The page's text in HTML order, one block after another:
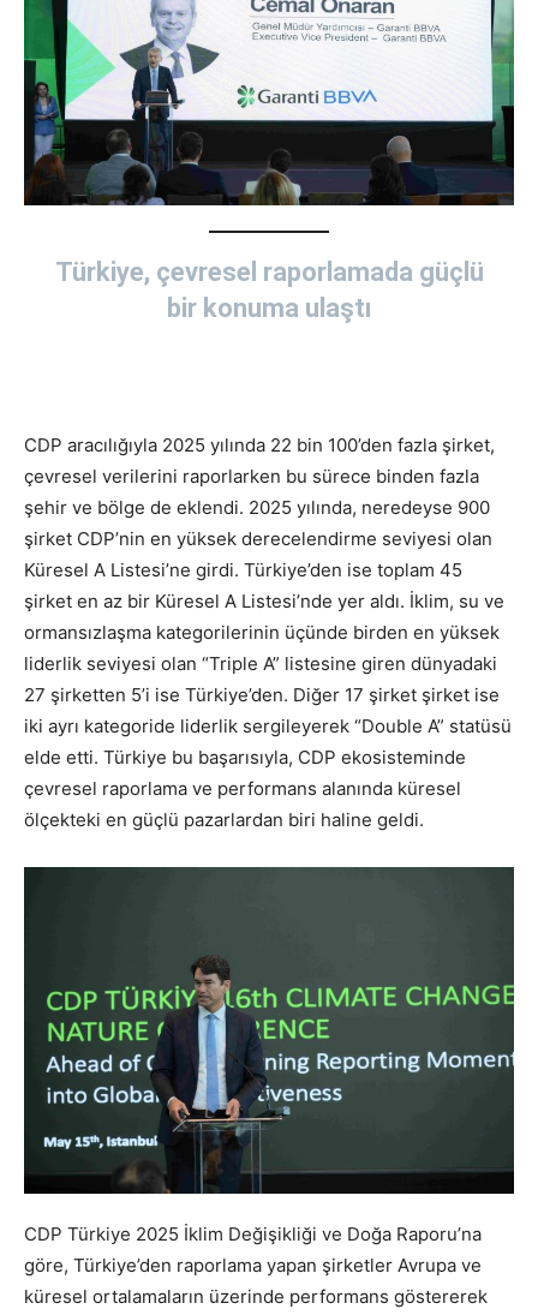
Türkiye, çevresel raporlamada güçlü
bir konuma ulaştı
CDP aracılığıyla 2025 yılında 22 bin 100’den fazla şirket,
çevresel verilerini raporlarken bu sürece binden fazla
şehir ve bölge de eklendi. 2025 yılında, neredeyse 900
şirket CDP’nin en yüksek derecelendirme seviyesi olan
Küresel A Listesi’ne girdi. Türkiye’den ise toplam 45
şirket en az bir Küresel A Listesi’nde yer aldı. İklim, su ve
ormansızlaşma kategorilerinin üçünde birden en yüksek
liderlik seviyesi olan “Triple A” listesine giren dünyadaki
27 şirketten 5’i ise Türkiye’den. Diğer 17 şirket şirket ise
iki ayrı kategoride liderlik sergileyerek “Double A” statüsü
elde etti. Türkiye bu başarısıyla, CDP ekosisteminde
çevresel raporlama ve performans alanında küresel
ölçekteki en güçlü pazarlardan biri haline geldi.
CDP Türkiye 2025 İklim Değişikliği ve Doğa Raporu’na
göre, Türkiye’den raporlama yapan şirketler Avrupa ve
küresel ortalamaların üzerinde performans göstererek